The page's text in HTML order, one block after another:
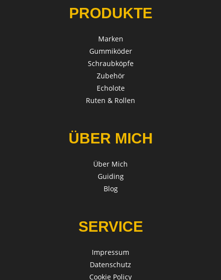
PRODUKTE
Marken
Gummiköder
Schraubköpfe
Zubehör
Echolote
Ruten & Rollen
ÜBER MICH
Über Mich
Guiding
Blog
SERVICE
Impressum
Datenschutz
Cookie Policy